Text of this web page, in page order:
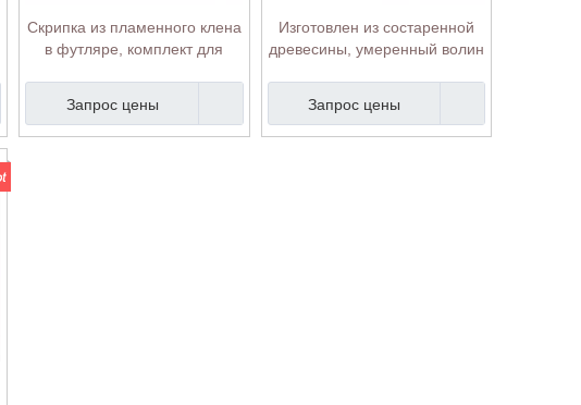
Скрипка из пламенного клена
в футляре, комплект для
Запрос цены
Изготовлен из состаренной
древесины, умеренный волин
Запрос цены